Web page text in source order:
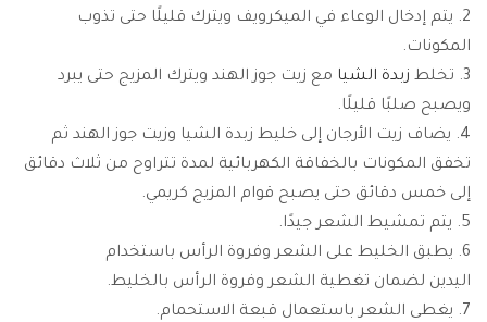
يتم إدخال الوعاء في الميكرويف ويترك قليلًا حتى تذوب
المكونات.
تخلط زبدة الشيا مع زيت جوز الهند ويترك المزيج حتى يبرد
ويصبح صلبًا قليلًا.
يضاف زيت الأرجان إلى خليط زبدة الشيا وزيت جوز الهند ثم
تخفق المكونات بالخفاقة الكهربائية لمدة تتراوح من ثلاث دقائق
إلى خمس دقائق حتى يصبح قوام المزيج كريمي.
يتم تمشيط الشعر جيدًا.
يطبق الخليط على الشعر وفروة الرأس باستخدام
اليدين لضمان تغطية الشعر وفروة الرأس بالخليط.
يغطى الشعر باستعمال قبعة الاستحمام.